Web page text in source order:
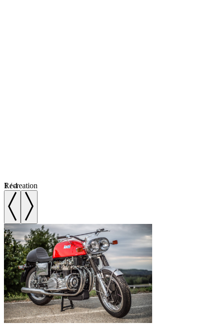
1/4
Recreation